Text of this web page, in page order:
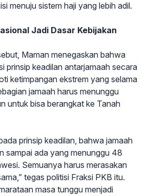
menuju sistem haji yang lebih adil.
Jadi Dasar Kebijakan
Maman menegaskan bahwa
prinsip keadilan antarjamaah secara
ketimpangan ekstrem yang selama
jamaah harus menunggu
untuk bisa berangkat ke Tanah
prinsip keadilan, bahwa jamaah
sampai ada yang menunggu 48
Semuanya harus merasakan
tegas politisi Fraksi PKB itu.
masa tunggu menjadi